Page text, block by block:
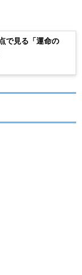
で見る「運命の